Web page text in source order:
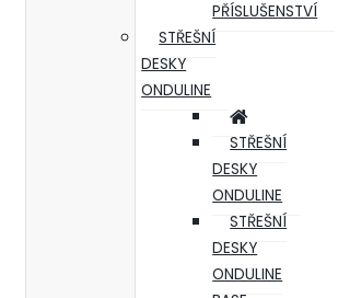
PŘÍSLUŠENSTVÍ
STŘEŠNÍ
DESKY
ONDULINE
STŘEŠNÍ
DESKY
ONDULINE
STŘEŠNÍ
DESKY
ONDULINE